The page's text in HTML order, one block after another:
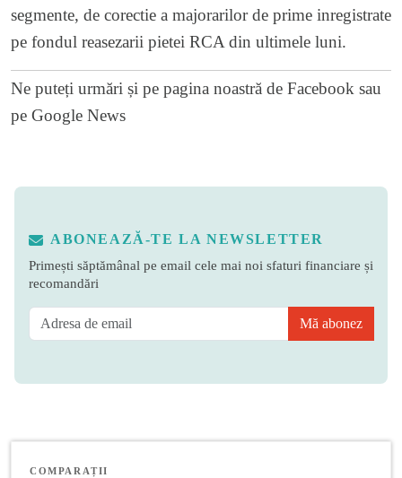
segmente, de corectie a majorarilor de prime inregistrate
pe fondul reasezarii pietei RCA din ultimele luni.
Ne puteți urmări și pe pagina noastră de Facebook sau
pe Google News
ABONEAZĂ-TE LA NEWSLETTER
Primești săptămânal pe email cele mai noi sfaturi financiare și
recomandări
Mă abonez
COMPARAȚII